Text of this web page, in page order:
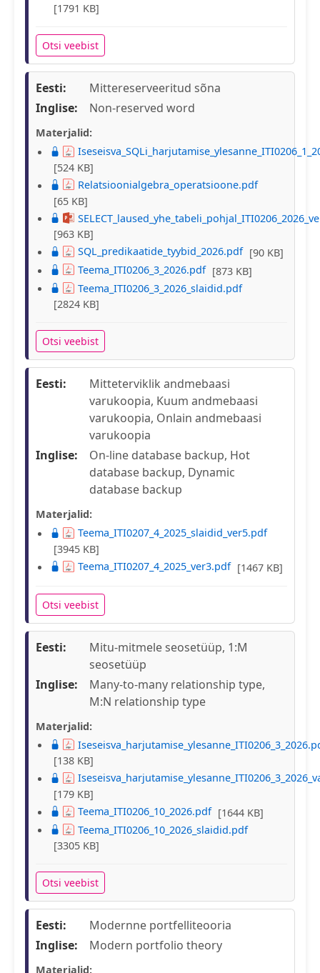
[1791 KB]
Otsi veebist
Eesti:
Mittereserveeritud sõna
Inglise:
Non-reserved word
Materjalid:
[524 KB]
Relatsioonialgebra_operatsioone.pdf
[65 KB]
[963 KB]
SQL_predikaatide_tyybid_2026.pdf [90 KB]
Teema_ITI0206_3_2026.pdf [873 KB]
Teema_ITI0206_3_2026_slaidid.pdf
[2824 KB]
Otsi veebist
Eesti:
Mitteterviklik andmebaasi
varukoopia, Kuum andmebaasi
varukoopia, Onlain andmebaasi
varukoopia
Inglise:
On-line database backup, Hot
database backup, Dynamic
database backup
Materjalid:
Teema_ITI0207_4_2025_slaidid_ver5.pdf
[3945 KB]
Teema_ITI0207_4_2025_ver3.pdf [1467 KB]
Otsi veebist
Eesti:
Mitu-mitmele seosetüüp, 1:M
seosetüüp
Inglise:
Many-to-many relationship type,
M:N relationship type
Materjalid:
[138 KB]
[179 KB]
Teema_ITI0206_10_2026.pdf [1644 KB]
Teema_ITI0206_10_2026_slaidid.pdf
[3305 KB]
Otsi veebist
Eesti:
Modernne portfelliteooria
Inglise:
Modern portfolio theory
Materjalid: